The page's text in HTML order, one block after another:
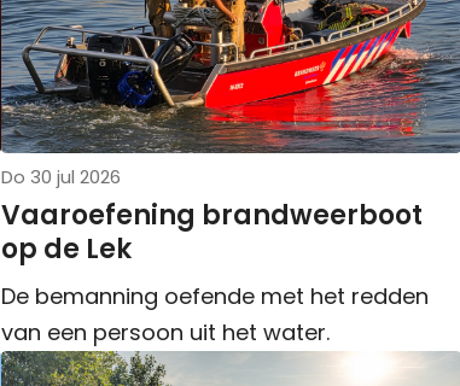
Do 30 jul 2026
Vaaroefening brandweerboot
op de Lek
De bemanning oefende met het redden
van een persoon uit het water.